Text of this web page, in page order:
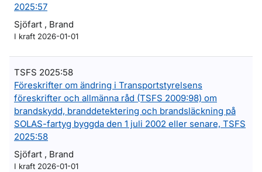
2025:57
Sjöfart , Brand
I kraft 2026-01-01
TSFS 2025:58
Föreskrifter om ändring i Transportstyrelsens
föreskrifter och allmänna råd (TSFS 2009:98) om
brandskydd, branddetektering och brandsläckning på
SOLAS-fartyg byggda den 1 juli 2002 eller senare, TSFS
2025:58
Sjöfart , Brand
I kraft 2026-01-01